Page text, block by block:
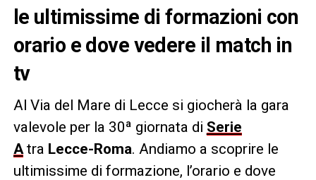
le ultimissime di formazioni con
orario e dove vedere il match in
tv
Al Via del Mare di Lecce si giocherà la gara
valevole per la 30ª giornata di Serie
Atra Lecce-Roma. Andiamo a scoprire le
ultimissime di formazione, l’orario e dove